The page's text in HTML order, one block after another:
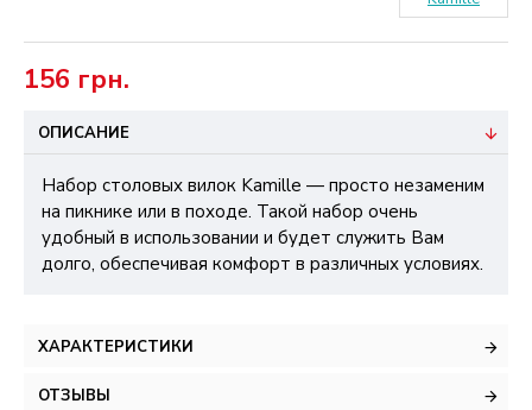
156 грн.
ОПИСАНИЕ
Набор столовых вилок Kamille — просто незаменим
на пикнике или в походе. Такой набор очень
удобный в использовании и будет служить Вам
долго, обеспечивая комфорт в различных условиях.
ХАРАКТЕРИСТИКИ
ОТЗЫВЫ